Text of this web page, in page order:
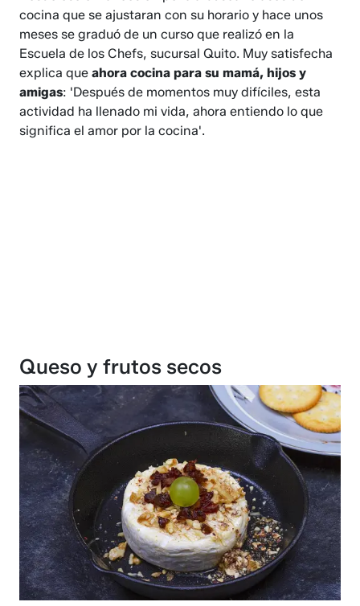
cocina que se ajustaran con su horario y hace unos
meses se graduó de un curso que realizó en la
Escuela de los Chefs, sucursal Quito. Muy satisfecha
explica queahora cocina para su mamá, hijos y
amigas: 'Después de momentos muy difíciles, esta
actividad ha llenado mi vida, ahora entiendo lo que
significa el amor por la cocina'.
Queso y frutos secos